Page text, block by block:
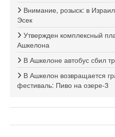
Внимание, розыск: в
Эсек
Утвержден комплексный
Ашкелона
В Ашкелоне автобус сбил
В Ашкелон возвращается
фестиваль: Пиво на озере-3